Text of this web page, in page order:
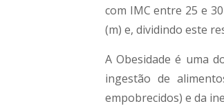
com IMC entre 25 e
(m) e, dividindo este
A Obesidade é uma
ingestão de
empobrecidos) e da